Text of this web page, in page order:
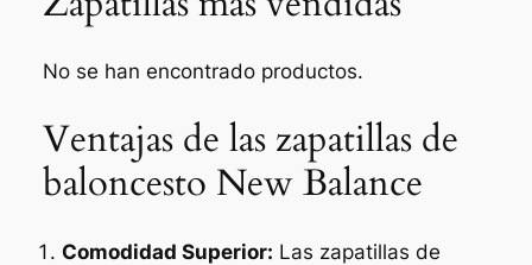
No se han encontrado productos.
Ventajas de las zapatillas de
baloncesto New Balance
Comodidad Superior: Las zapatillas de